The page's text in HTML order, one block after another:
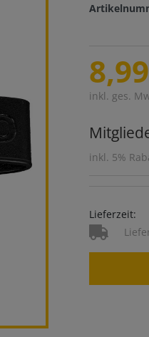
inkl. ges.
inkl. 5%
Lieferzeit: